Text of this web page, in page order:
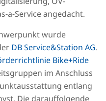
a-Service angedacht.
wurde
DB Service&Station AG.
Bike+Ride
im Anschluss
entlang
Die darauffolgende